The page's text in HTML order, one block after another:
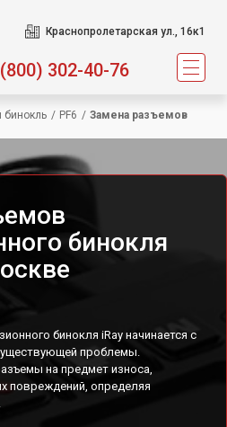
Краснопролетарская ул., 16к1
302-40-76
бинокль / PF6 / Замена разъемов
бинокля
бинокля iRay начинается с
проблемы.
на предмет износа,
повреждений, определяя